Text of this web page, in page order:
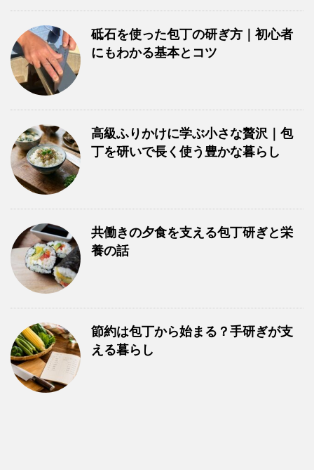
砥石を使った包丁の研ぎ方｜初心者
にもわかる基本とコツ
高級ふりかけに学ぶ小さな贅沢｜包
丁を研いで長く使う豊かな暮らし
共働きの夕食を支える包丁研ぎと栄
養の話
節約は包丁から始まる？手研ぎが支
える暮らし